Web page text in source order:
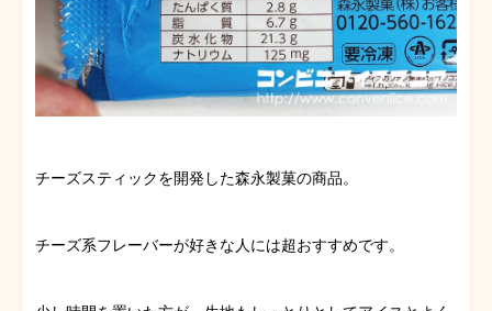
チーズスティックを開発した森永製菓の商品。
チーズ系フレーバーが好きな人には超おすすめです。